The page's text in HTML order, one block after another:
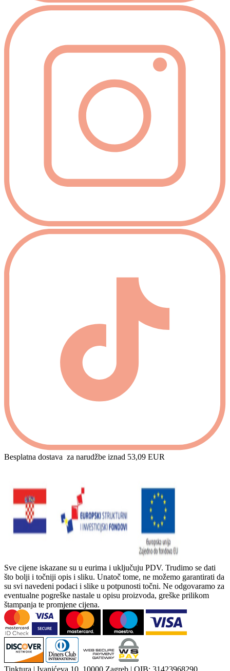
Besplatna dostava za narudžbe iznad 53,09 EUR
Sve cijene iskazane su u eurima i uključuju PDV. Trudimo se dati
što bolji i točniji opis i sliku. Unatoč tome, ne možemo garantirati da
su svi navedeni podaci i slike u potpunosti točni. Ne odgovaramo za
eventualne pogreške nastale u opisu proizvoda, greške prilikom
štampanja te promjene cijena.